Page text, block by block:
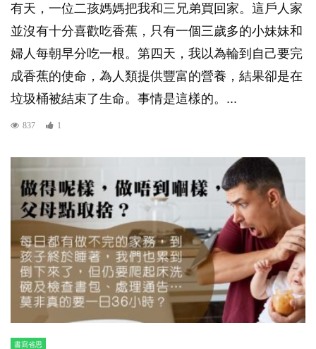
有天，一位二孩媽媽把我和三兄弟買回家。這戶人家
並沒有十分喜歡吃香蕉，只有一個三歲多的小妹妹和
婦人每朝早分吃一根。第四天，我以為輪到自己要完
成香蕉的使命，為人類提供豐富的營養，結果卻是在
垃圾桶被結束了生命。事情是這樣的。...
837 1
書寫省思